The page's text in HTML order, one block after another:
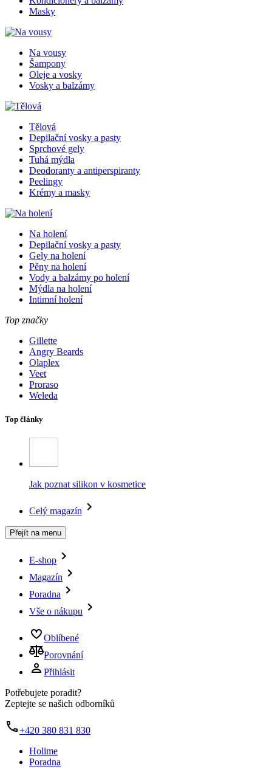
Masky
Na vousy
Šampony
Oleje a vosky
Vosky a balzámy
Tělová
Depilační vosky a pasty
Sprchové gely
Tuhá mýdla
Deodoranty a antiperspiranty
Peelingy
Krémy a masky
Na holení
Depilační vosky a pasty
Gely na holení
Pěny na holení
Vody a balzámy po holení
Mýdla na holení
Intimní holení
Top značky
Gillette
Angry Beards
Olaplex
Veet
Proraso
Weleda
Top články
Jak poznat silikon v kosmetice
Celý magazín
Přejít na menu
E-shop
Magazín
Poradna
Vše o nákupu
Oblíbené
Porovnání
Přihlásit
Potřebujete poradit?
Zeptejte se našich odborníků
+420 380 831 830
Holime
Poradna